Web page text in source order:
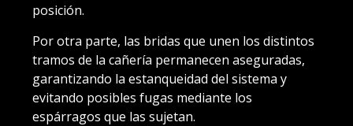
posición.
Por otra parte, las bridas que unen los distintos
tramos de la cañería permanecen aseguradas,
garantizando la estanqueidad del sistema y
evitando posibles fugas mediante los
espárragos que las sujetan.